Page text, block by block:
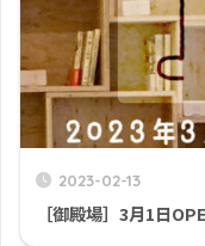
2023-02-13
［御殿場］3月1日